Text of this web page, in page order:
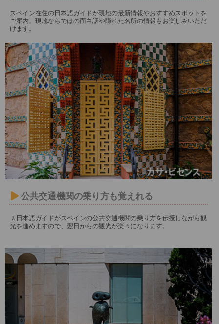
スペイン在住の日本語ガイドが現地の最新情報やおすすめスポットを
ご案内。現地ならではの面白話や隠れた名所の情報もお楽しみいただ
けます。
公共交通機関の乗り方も覚えれる
🚶日本語ガイドがスペインの公共交通機関の乗り方を伝授しながら観
光を進めますので、翌日からの観光が楽々になります。